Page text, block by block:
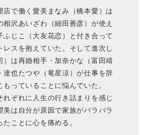
店で働く愛美まなみ（橋本愛）は
相沢あいざわ（細田善彦）が使え
ふじこ（大友花恋）と付き合って
レスを抱えていた。そして進次し
）は再婚相手・加奈かな（富田靖
達也たつや（竜星涼）が仕事を辞
っていることに悩んでいた。
れぞれに人生の行き詰まりを感じ
美は自分が原因で家族がバラバラ
ことに心を痛める。